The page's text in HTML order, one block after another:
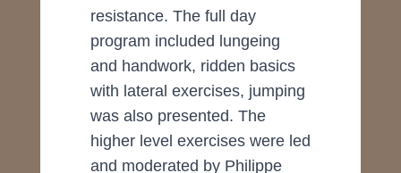
resistance. The full day
program included lungeing
and handwork, ridden basics
with lateral exercises, jumping
was also presented. The
higher level exercises were led
and moderated by Philippe